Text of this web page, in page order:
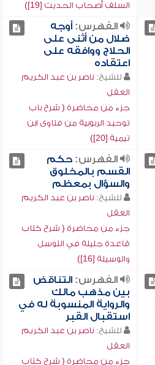
السلف أصحاب الحديث [19])
الفهرس:أوجه
ضلال من أثنى على
الحلاج ووافقه على
اعتقاده
للشيخ: ناصر بن عبد الكريم
العقل
جزء من محاضرة ( شرح باب
توحيد الربوبية من فتاوى ابن
تيمية [20])
الفهرس:حكم
القسم بالمخلوق
والسؤال بمعظم
للشيخ: ناصر بن عبد الكريم
العقل
جزء من محاضرة ( شرح كتاب
قاعدة جليلة في التوسل
والوسيلة [16])
الفهرس:التناقض
بين مذهب مالك
والرواية المنسوبة له في
استقبال القبر
للشيخ: ناصر بن عبد الكريم
العقل
جزء من محاضرة ( شرح كتاب